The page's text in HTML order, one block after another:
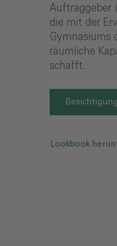
Auftraggeber
die mit der
Gymnasiums
räumliche
schafft.
Lookbook